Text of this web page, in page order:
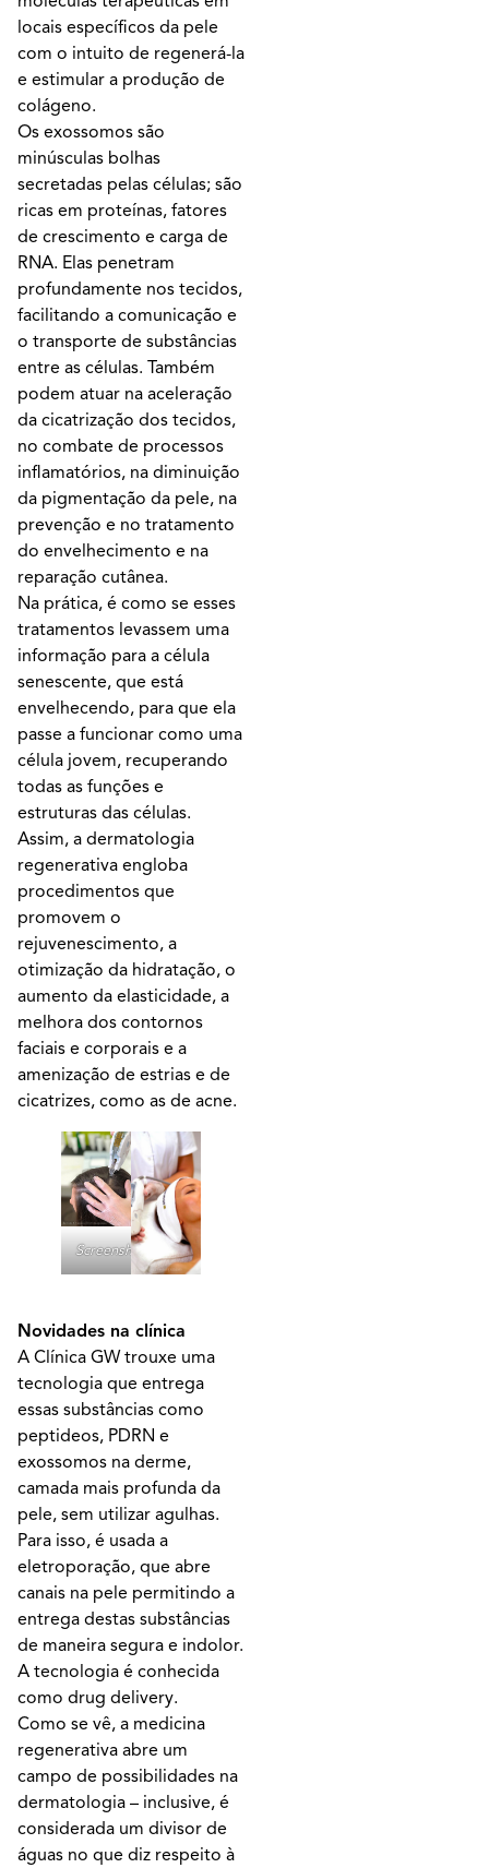
locais específicos da pele
com o intuito de regenerá-la
e estimular a produção de
colágeno.
Os exossomos são
minúsculas bolhas
secretadas pelas células; são
ricas em proteínas, fatores
de crescimento e carga de
RNA. Elas penetram
profundamente nos tecidos,
facilitando a comunicação e
o transporte de substâncias
entre as células. Também
podem atuar na aceleração
da cicatrização dos tecidos,
no combate de processos
inflamatórios, na diminuição
da pigmentação da pele, na
prevenção e no tratamento
do envelhecimento e na
reparação cutânea.
Na prática, é como se esses
tratamentos levassem uma
informação para a célula
senescente, que está
envelhecendo, para que ela
passe a funcionar como uma
célula jovem, recuperando
todas as funções e
estruturas das células.
Assim, a dermatologia
regenerativa engloba
procedimentos que
promovem o
rejuvenescimento, a
otimização da hidratação, o
aumento da elasticidade, a
melhora dos contornos
faciais e corporais e a
amenização de estrias e de
cicatrizes, como as de acne.
Screenshot
Novidades na clínica
A Clínica GW trouxe uma
tecnologia que entrega
essas substâncias como
peptideos, PDRN e
exossomos na derme,
camada mais profunda da
pele, sem utilizar agulhas.
Para isso, é usada a
eletroporação, que abre
canais na pele permitindo a
entrega destas substâncias
de maneira segura e indolor.
A tecnologia é conhecida
como drug delivery.
Como se vê, a medicina
regenerativa abre um
campo de possibilidades na
dermatologia – inclusive, é
considerada um divisor de
águas no que diz respeito à